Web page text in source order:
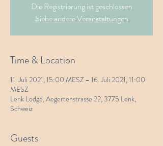
Die Registrierung ist geschlossen
Siehe andere Veranstaltungen
Time & Location
11. Juli 2021, 15:00 MESZ – 16. Juli 2021, 11:00
MESZ
Lenk Lodge, Aegertenstrasse 22, 3775 Lenk,
Schweiz
Guests